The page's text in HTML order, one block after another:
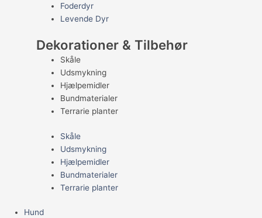
Foderdyr
Levende Dyr
Dekorationer & Tilbehør
Skåle
Udsmykning
Hjælpemidler
Bundmaterialer
Terrarie planter
Skåle
Udsmykning
Hjælpemidler
Bundmaterialer
Terrarie planter
Hund